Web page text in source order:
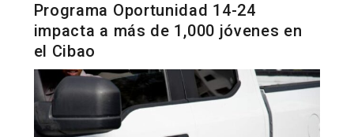
Programa Oportunidad 14-24
impacta a más de 1,000 jóvenes en
el Cibao